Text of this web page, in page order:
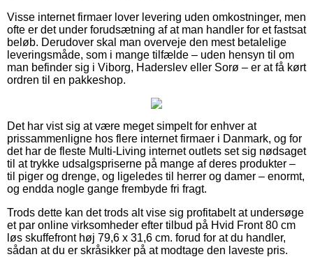
Visse internet firmaer lover levering uden omkostninger, men
ofte er det under forudsætning af at man handler for et fastsat
beløb. Derudover skal man overveje den mest betalelige
leveringsmåde, som i mange tilfælde – uden hensyn til om
man befinder sig i Viborg, Haderslev eller Sorø – er at få kørt
ordren til en pakkeshop.
Det har vist sig at være meget simpelt for enhver at
prissammenligne hos flere internet firmaer i Danmark, og for
det har de fleste Multi-Living internet outlets set sig nødsaget
til at trykke udsalgspriserne på mange af deres produkter –
til piger og drenge, og ligeledes til herrer og damer – enormt,
og endda nogle gange frembyde fri fragt.
Trods dette kan det trods alt vise sig profitabelt at undersøge
et par online virksomheder efter tilbud på Hvid Front 80 cm
løs skuffefront høj 79,6 x 31,6 cm. forud for at du handler,
sådan at du er skråsikker på at modtage den laveste pris.